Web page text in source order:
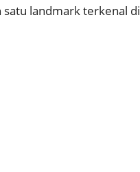
landmark terkenal